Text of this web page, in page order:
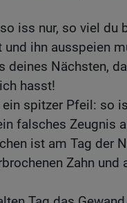
iss nur, so viel du
ihn ausspeien
deines Nächsten,
hasst!
spitzer Pfeil: so
falsches Zeugnis
ist am Tag der
Zahn und